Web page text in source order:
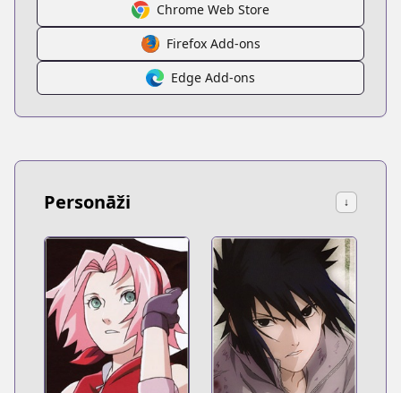
Chrome Web Store
Firefox Add-ons
Edge Add-ons
Personāži ↓